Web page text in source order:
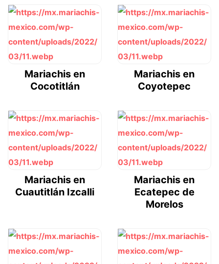
Mariachis en
Cocotitlán
Mariachis en
Coyotepec
Mariachis en
Cuautitlán Izcalli
Mariachis en
Ecatepec de
Morelos